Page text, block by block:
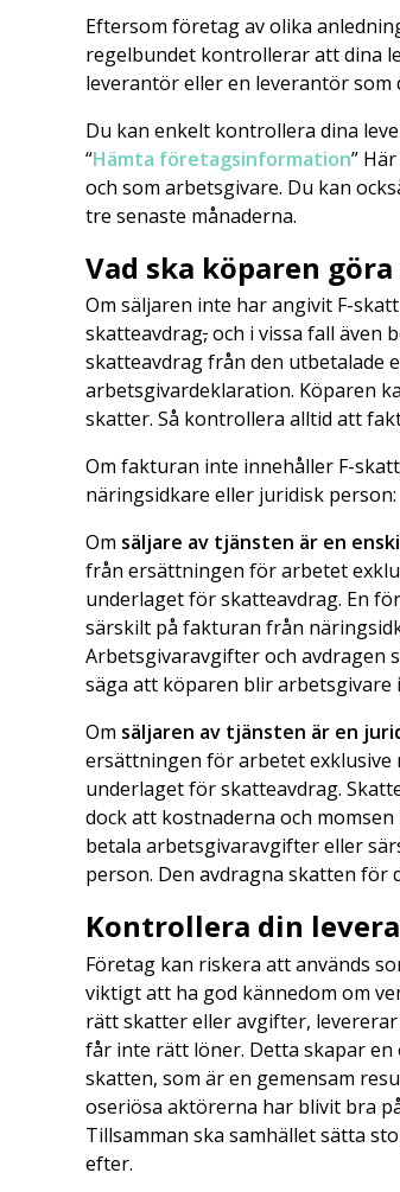
Eftersom företag av olika
regelbundet kontrollerar att dina
leverantör eller en leverantör
Du kan enkelt kontrollera dina
“Hämta företagsinformation”
och som arbetsgivare. Du kan
tre senaste månaderna.
Vad ska köparen
Om säljaren inte har angivit F-
skatteavdrag,och i vissa fall även
skatteavdrag från den utbetalade
arbetsgivardeklaration. Köparen
skatter. Så kontrollera alltid att
Om fakturan inte innehåller F-
näringsidkare eller juridisk person:
Om säljare av tjänsten är en
från ersättningen för arbetet
underlaget för skatteavdrag. En
särskilt på fakturan från
Arbetsgivaravgifter och avdragen
säga att köparen blir arbetsgivare
Om säljaren av tjänsten är en
ersättningen för arbetet exklusive
underlaget för skatteavdrag.
dock att kostnaderna och
betala arbetsgivaravgifter eller
person. Den avdragna skatten för
Kontrollera din
Företag kan riskera att används
viktigt att ha god kännedom om
rätt skatter eller avgifter,
får inte rätt löner. Detta skapar
skatten, som är en gemensam
oseriösa aktörerna har blivit bra
Tillsamman ska samhället sätta
efter.